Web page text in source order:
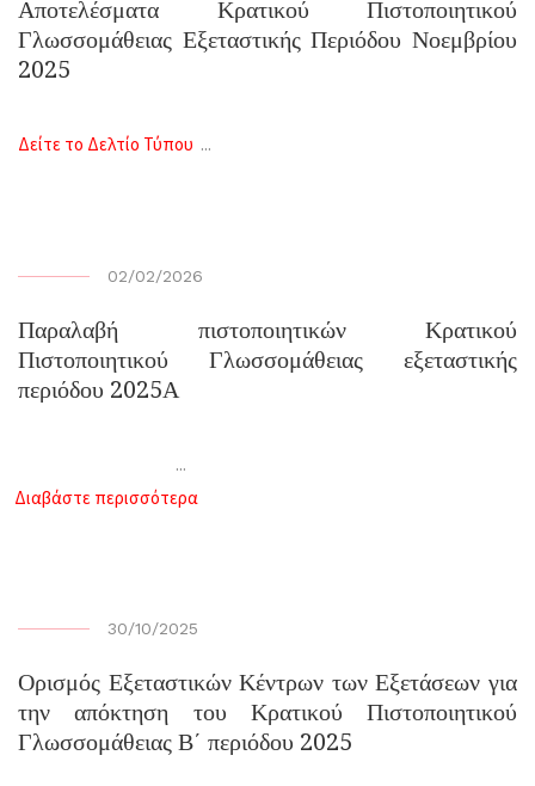
Αποτελέσματα Κρατικού Πιστοποιητικού
Γλωσσομάθειας Εξεταστικής Περιόδου Νοεμβρίου
2025
Δείτε το Δελτίο Τύπου ...
02/02/2026
Παραλαβή πιστοποιητικών Κρατικού
Πιστοποιητικού Γλωσσομάθειας εξεταστικής
περιόδου 2025Α
...
Διαβάστε περισσότερα
30/10/2025
Ορισμός Εξεταστικών Κέντρων των Εξετάσεων για
την απόκτηση του Κρατικού Πιστοποιητικού
Γλωσσομάθειας Β΄ περιόδου 2025